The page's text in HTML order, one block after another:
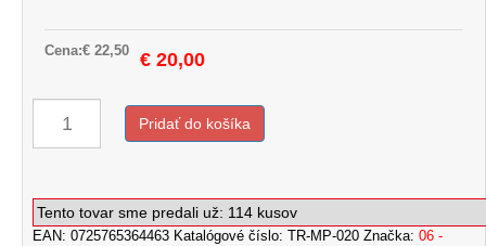
Original
was:
€ 20,00Current
is:
Cena:€ 22,50
Pridať do košíka
PROFI
Prostrekovač
vrtov+rúrka
Tento tovar sme predali už: 114 kusov
EAN:0725765364463 Katalógové číslo:TR-MP-020 Značka:06 -